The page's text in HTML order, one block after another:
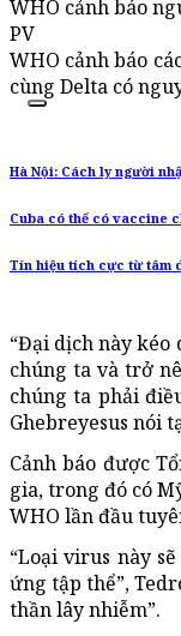
WHO cảnh báo
PV
WHO cảnh báo
cùng Delta có
Hà Nội: Cách ly người
Cuba có thể có vaccine
Tín hiệu tích cực từ tâm
“Đại dịch này kéo
chúng ta và trở
chúng ta phải
Ghebreyesus nói
Cảnh báo được
gia, trong đó có
WHO lần đầu
“Loại virus này
ứng tập thể”,
thần lây nhiễm”.